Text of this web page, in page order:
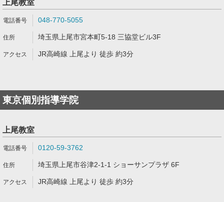
上尾教室
048-770-5055
埼玉県上尾市宮本町5-18 三協堂ビル3F
JR高崎線 上尾より 徒歩 約3分
東京個別指導学院
上尾教室
0120-59-3762
埼玉県上尾市谷津2-1-1 ショーサンプラザ 6F
JR高崎線 上尾より 徒歩 約3分